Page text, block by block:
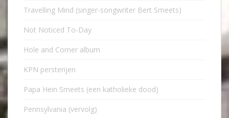
Travelling Mind (singer-songwriter Bert Smeets)
Not Noticed To-Day
Hole and Corner album
KPN persterijen
Papa Hein Smeets (een katholieke dood)
Pennsylvania (vervolg)